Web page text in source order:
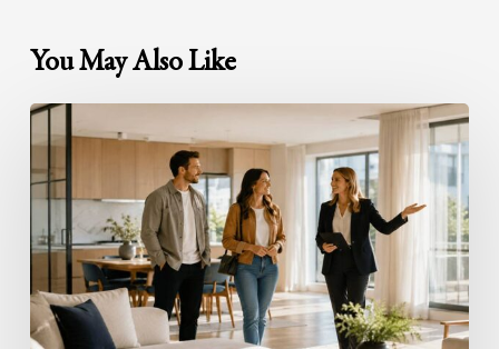
You May Also Like
Besichtigungen
professionell
organisieren:
wird
aus
Interesse
eine